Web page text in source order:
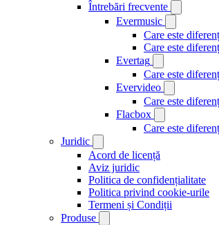
Întrebări frecvente
Evermusic
Care este
Care este
Evertag
Care este
Evervideo
Care este
Flacbox
Care este
Juridic
Acord de licență
Aviz juridic
Politica de confidențialitate
Politica privind cookie-urile
Termeni și Condiții
Produse